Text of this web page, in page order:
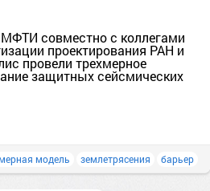
совместно с коллегами
проектирования РАН и
провели трехмерное
защитных сейсмических
модель землетрясения барьер